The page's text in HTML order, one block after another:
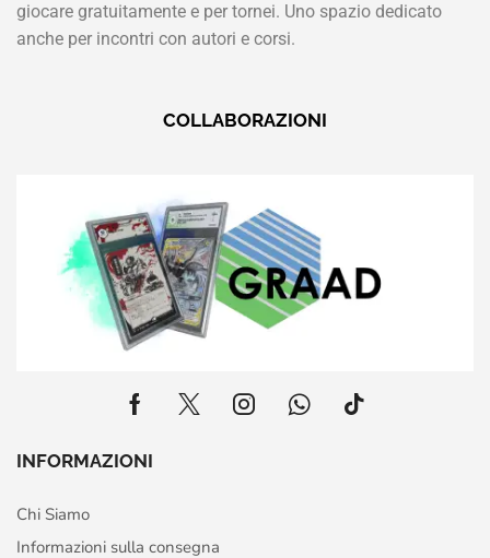
giocare gratuitamente e per tornei. Uno spazio dedicato
anche per incontri con autori e corsi.
COLLABORAZIONI
INFORMAZIONI
Chi Siamo
Informazioni sulla consegna